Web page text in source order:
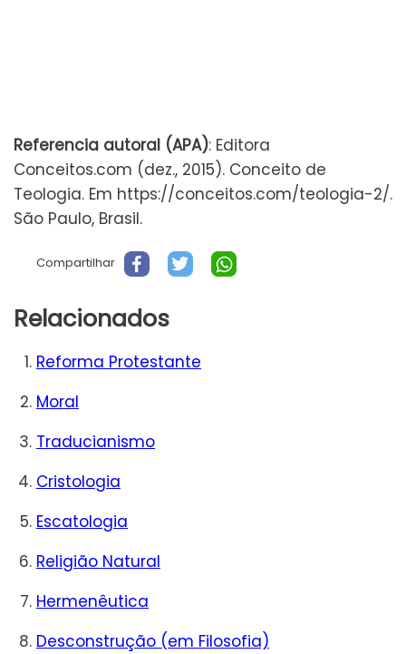
Referencia autoral (APA): Editora
Conceitos.com (dez., 2015). Conceito de
Teologia. Em https://conceitos.com/teologia-2/.
São Paulo, Brasil.
Compartilhar
Relacionados
Reforma Protestante
Moral
Traducianismo
Cristologia
Escatologia
Religião Natural
Hermenêutica
Desconstrução (em Filosofia)